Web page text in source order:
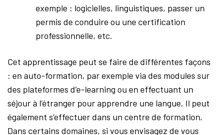
exemple : logicielles, linguistiques, passer un
permis de conduire ou une certification
professionnelle, etc.
Cet apprentissage peut se faire de différentes façons
: en auto-formation, par exemple via des modules sur
des plateformes d’e-learning ou en effectuant un
séjour à l’étranger pour apprendre une langue. Il peut
également s’effectuer dans un centre de formation.
Dans certains domaines, si vous envisagez de vous